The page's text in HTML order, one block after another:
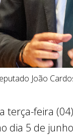
João
terça-feira
dia 5 de